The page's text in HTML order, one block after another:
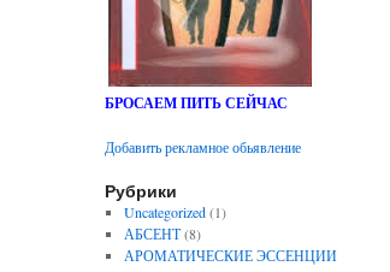
БРОСАЕМ ПИТЬ СЕЙЧАС
Добавить рекламное обьявление
Рубрики
Uncategorized(1)
АБСЕНТ(8)
АРОМАТИЧЕСКИЕ ЭССЕНЦИИ